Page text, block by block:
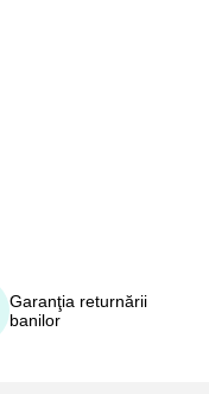
Garanţia returnării
banilor